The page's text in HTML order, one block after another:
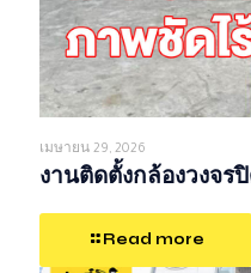
เมษายน 29, 2026
งานติดตั้งกล้องวงจร
Read more